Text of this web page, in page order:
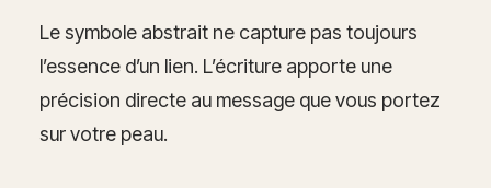
Le symbole abstrait ne capture pas toujours
l’essence d’un lien. L’écriture apporte une
précision directe au message que vous portez
sur votre peau.